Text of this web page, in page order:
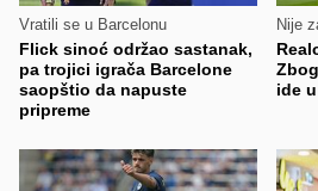
Vratili se u Barcelonu
Flick sinoć održao sastanak,
pa trojici igrača Barcelone
saopštio da napuste
pripreme
Nije
ide